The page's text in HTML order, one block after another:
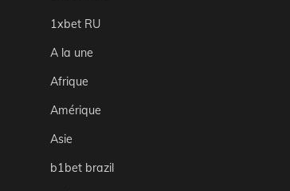
1xbet RU
A la une
Afrique
Amérique
Asie
b1bet brazil